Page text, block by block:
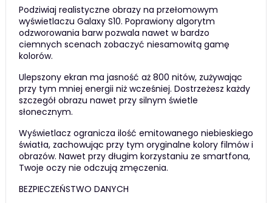
Podziwiaj realistyczne obrazy na przełomowym
wyświetlaczu Galaxy S10. Poprawiony algorytm
odzworowania barw pozwala nawet w bardzo
ciemnych scenach zobaczyć niesamowitą gamę
kolorów.
Ulepszony ekran ma jasność aż 800 nitów, zużywając
przy tym mniej energii niż wcześniej. Dostrzeżesz każdy
szczegół obrazu nawet przy silnym świetle
słonecznym.
Wyświetlacz ogranicza ilość emitowanego niebieskiego
światła, zachowując przy tym oryginalne kolory filmów i
obrazów. Nawet przy długim korzystaniu ze smartfona,
Twoje oczy nie odczują zmęczenia.
BEZPIECZEŃSTWO DANYCH